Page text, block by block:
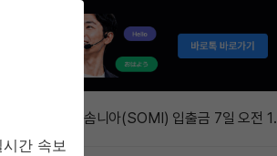
해시키 계좌에 0.05% 보험료…승리증권
빗썸, 솜니아(SOMI) 입출금 7일 오전
시 재개
간 속보